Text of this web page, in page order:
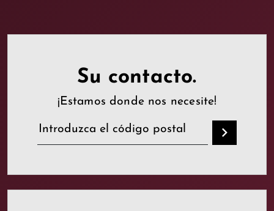
Su contacto.
¡Estamos donde nos necesite!